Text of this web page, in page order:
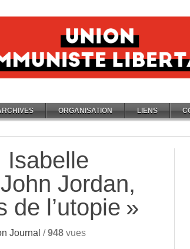
ORGANISATION LIENS
Isabelle
Jordan,
de l’utopie »
Journal /948 vues